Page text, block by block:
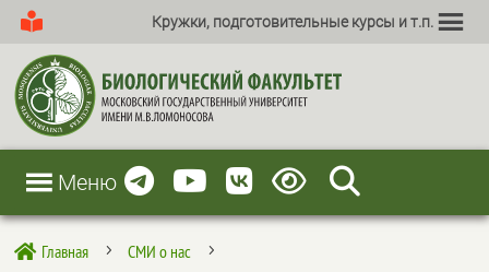
Кружки, подготовительные курсы и т.п.
Меню
 Главная 5 СМИ о нас 5